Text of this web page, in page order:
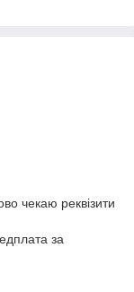
чекаю реквізити
за